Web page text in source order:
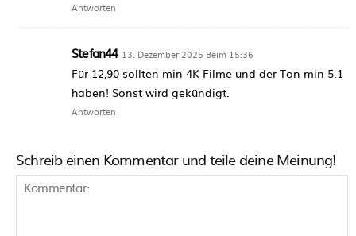
Antworten
Stefan44 13. Dezember 2025 Beim 15:36
Für 12,90 sollten min 4K Filme und der Ton min 5.1
haben! Sonst wird gekündigt.
Antworten
Schreib einen Kommentar und teile deine Meinung!